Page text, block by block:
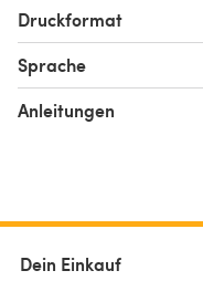
Druckformat
Sprache
Anleitungen
Dein Einkauf